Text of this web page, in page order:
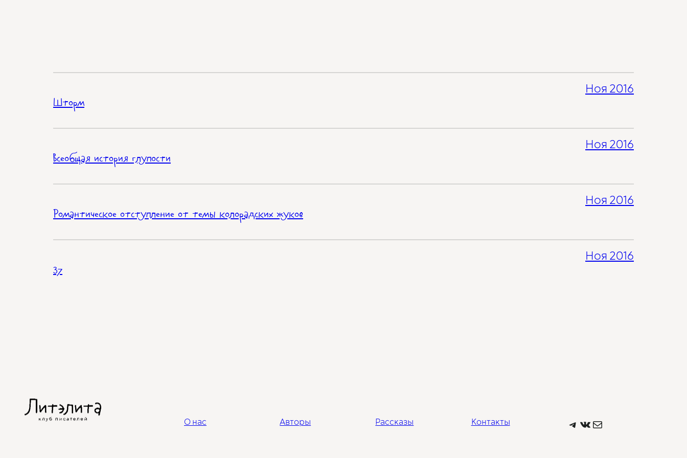
Шторм
Ноя 2016
Всеобщая история глупости
Ноя 2016
Романтическое отступление от темы колорадских жуков
Ноя 2016
37
Ноя 2016
О нас Авторы Рассказы Контакты Telegram ВКонтакте Почта